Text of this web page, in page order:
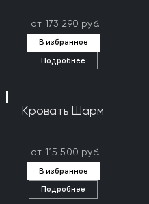
от 173 290 руб.
В избранное
Подробнее
Кровать Шарм
от 115 500 руб.
В избранное
Подробнее